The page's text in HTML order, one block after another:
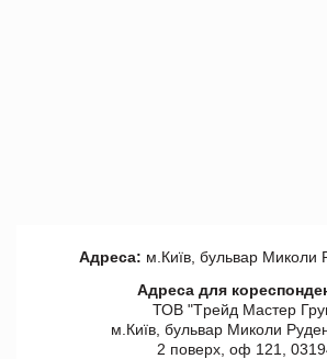
Адреса: м.Київ, бульвар Миколи
Адреса для
ТОВ "Tрейд Мастер
м.Київ, бульвар Миколи
2 поверх, оф 121,